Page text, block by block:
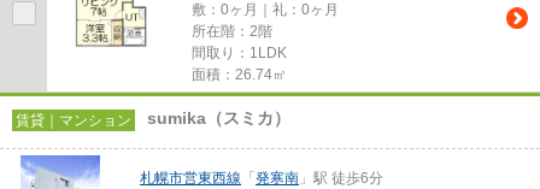
敷：0ヶ月｜礼：0ヶ月
所在階：2階
間取り：1LDK
面積：26.74㎡
賃貸｜マンション sumika（スミカ）
札幌市営東西線 「 発寒南 」駅 徒歩6分